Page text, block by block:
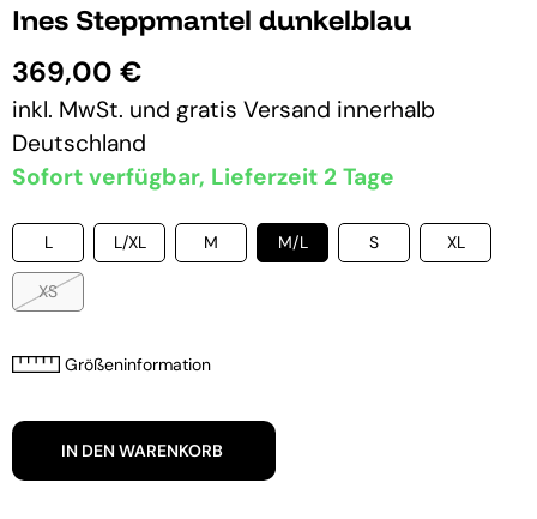
Ines Steppmantel dunkelblau
369,00 €
inkl. MwSt. und gratis Versand innerhalb
Deutschland
Sofort verfügbar, Lieferzeit 2 Tage
L L/XL M M/L S XL
XS
Größeninformation
IN DEN WARENKORB